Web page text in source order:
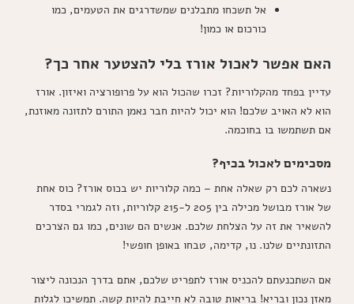
אל תשכחו מתבלנים שמשדרגים את הטעמים, כמו
כורכום או כמון!
האם אפשר לאכול אורז בלי להצטער אחר כך?
עדיין בפחד מהקלוריות? זכרו שהכול הוא על פרופורציה ואיזון. אורז
הוא לא האויב שלכם! הוא יכול להיות חבר נאמן התורם לתזונה מאוזנת,
אם תשתמשו בו בחוכמה.
מסכימים לאכול בכיף?
נשארה לכם רק שאלה אחת – כמה קלוריות יש בכוס אורז? כוס אחת
של אורז מבושל מכילה בין 205 ל-215 קלוריות, וזה לגמרי בסדר
להשאיר את זה על הצלחת שלכם. אנשים הם שונים, כמו גם הצרכים
התזונתיים שלנו. נו, קדימה, טבחו באופן חופשי!
אם השתכנעתם להכניס אורז לתפריט שלכם, אתם בדרך הנכונה ליצור
מאזן נכון ובריא! בריאות טובה לא חייבת להיות קשה. תמשיכו לגלות